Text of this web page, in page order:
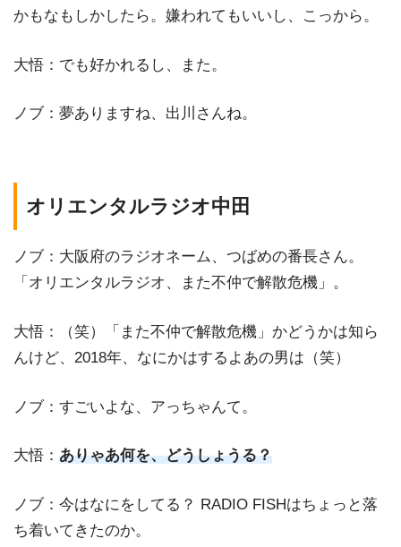
かもなもしかしたら。嫌われてもいいし、こっから。
大悟：でも好かれるし、また。
ノブ：夢ありますね、出川さんね。
オリエンタルラジオ中田
ノブ：大阪府のラジオネーム、つばめの番長さん。
「オリエンタルラジオ、また不仲で解散危機」。
大悟：（笑）「また不仲で解散危機」かどうかは知ら
んけど、2018年、なにかはするよあの男は（笑）
ノブ：すごいよな、アっちゃんて。
大悟： ありゃあ何を、どうしょうる？
ノブ：今はなにをしてる？ RADIO FISHはちょっと落
ち着いてきたのか。